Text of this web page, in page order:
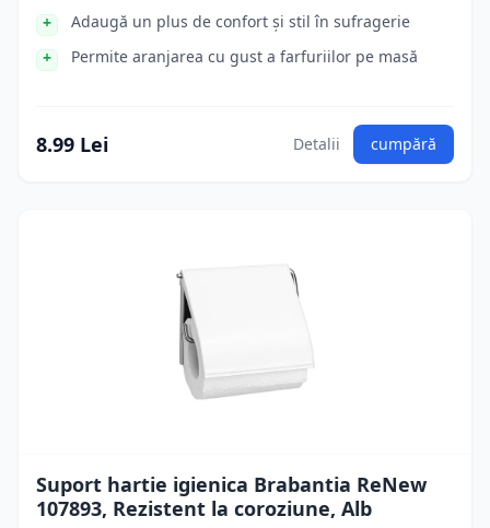
Adaugă un plus de confort și stil în sufragerie
Permite aranjarea cu gust a farfuriilor pe masă
8.99 Lei Detalii cumpără
Suport hartie igienica Brabantia ReNew
107893, Rezistent la coroziune, Alb